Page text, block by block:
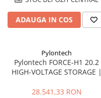
ADAUGA IN COS
Pylontech
Pylontech FORCE-H1 20.2
HIGH-VOLTAGE STORAGE |
Sungrow, Goodwe, Sofar
28.541,33 RON